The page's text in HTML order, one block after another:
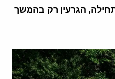
הגרעין רק בהמשך